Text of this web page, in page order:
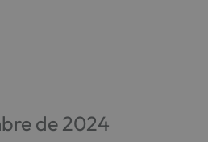
de 2024